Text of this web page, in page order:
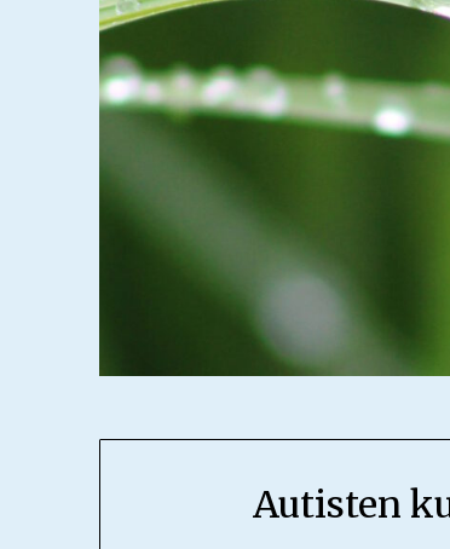
Autisten